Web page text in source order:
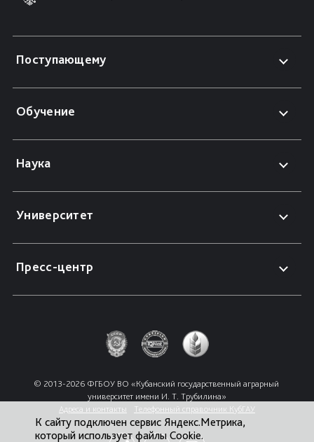
Поступающему
Обучение
Наука
Университет
Пресс-центр
© 2013-2026 ФГБОУ ВО «Кубанский государственный аграрный
университет имени И. Т. Трубилина»
Адреса и контакты
Телефонный справочник КубГАУ
К сайту подключен сервис Яндекс.Метрика,
который использует файлы Cookie.